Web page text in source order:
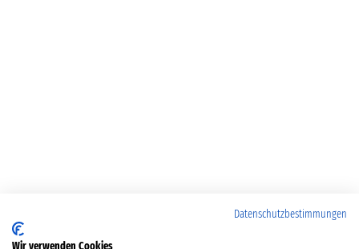
Datenschutzbestimmungen
Wir verwenden Cookies